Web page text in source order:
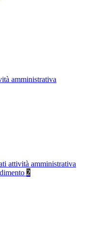
amministrativa
attività amministrativa
2